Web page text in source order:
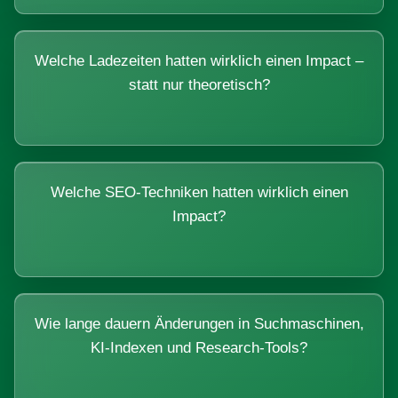
Welche Ladezeiten hatten wirklich einen Impact –
statt nur theoretisch?
Welche SEO-Techniken hatten wirklich einen
Impact?
Wie lange dauern Änderungen in Suchmaschinen,
KI-Indexen und Research-Tools?